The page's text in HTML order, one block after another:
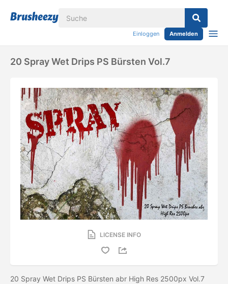
Einloggen Anmelden
20 Spray Wet Drips PS Bürsten Vol.7
LICENSE INFO
20 Spray Wet Drips PS Bürsten abr High Res 2500px Vol.7